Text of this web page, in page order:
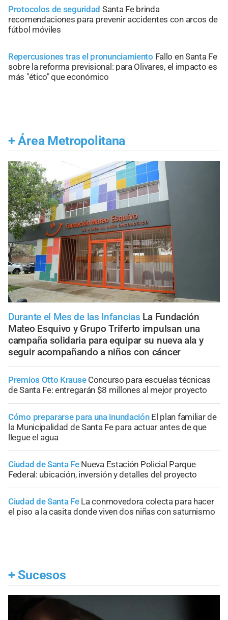
Protocolos de seguridad Santa Fe brinda
recomendaciones para prevenir accidentes con arcos de
fútbol móviles
Repercusiones tras el pronunciamiento Fallo en Santa Fe
sobre la reforma previsional: para Olivares, el impacto es
más "ético" que económico
+ Área Metropolitana
Durante el Mes de las Infancias La Fundación
Mateo Esquivo y Grupo Triferto impulsan una
campaña solidaria para equipar su nueva ala y
seguir acompañando a niños con cáncer
Premios Otto Krause Concurso para escuelas técnicas
de Santa Fe: entregarán $8 millones al mejor proyecto
Cómo prepararse para una inundación El plan familiar de
la Municipalidad de Santa Fe para actuar antes de que
llegue el agua
Ciudad de Santa Fe Nueva Estación Policial Parque
Federal: ubicación, inversión y detalles del proyecto
Ciudad de Santa Fe La conmovedora colecta para hacer
el piso a la casita donde viven dos niñas con saturnismo
+ Sucesos